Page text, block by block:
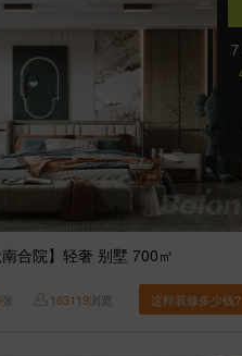
南合院】轻奢 别墅 700㎡
张 163119浏览 这样装修多少钱?